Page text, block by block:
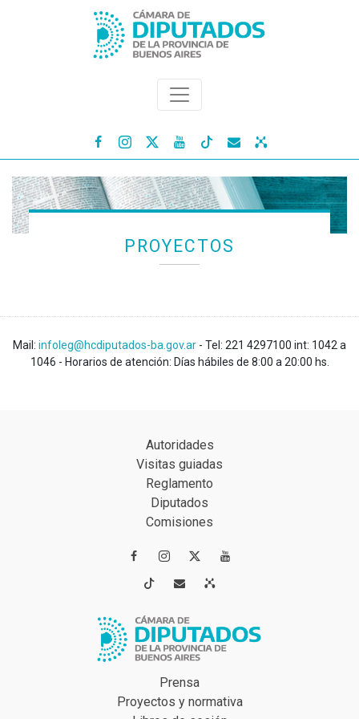
   
PROYECTOS
Mail: infoleg@hcdiputados-ba.gov.ar - Tel: 221 4297100 int: 1042 a
1046 - Horarios de atención: Días hábiles de 8:00 a 20:00 hs.
Autoridades
Visitas guiadas
Reglamento
Diputados
Comisiones
 
 
Prensa
Proyectos y normativa